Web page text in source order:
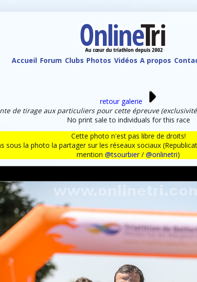
Accueil Forum Clubs Photos Vidéos A propos
retour galerie
de tirage aux particuliers pour cette épreuve
No print sale to individuals for this race
Cette photo n'est pas libre de droits!
sous la photo la partager sur les réseaux sociaux
mention @tsourbier/ @onlinetri)